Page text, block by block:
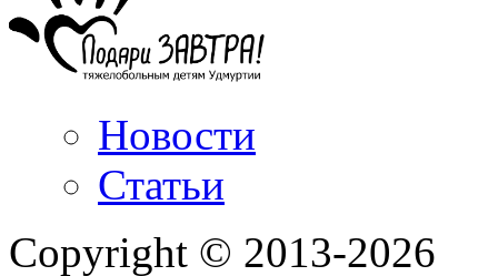
Новости
Статьи
Copyright © 2013-2026